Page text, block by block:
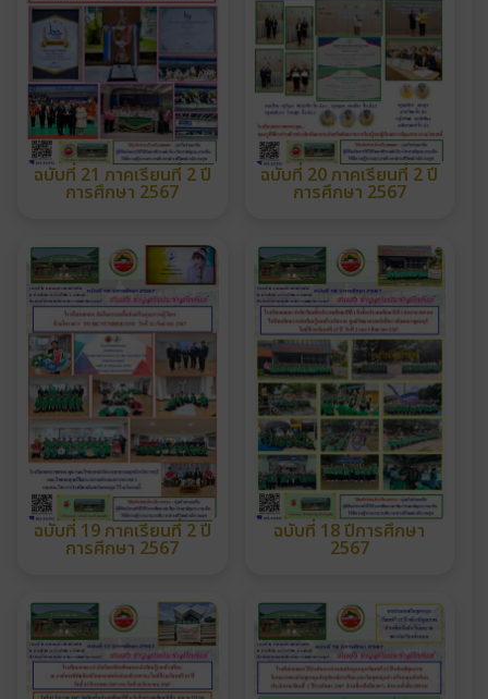
ฉบับที่ 21 ภาคเรียนที่ 2 ปี
การศึกษา 2567
ฉบับที่ 20 ภาคเรียนที่ 2 ปี
การศึกษา 2567
ฉบับที่ 19 ภาคเรียนที่ 2 ปี
การศึกษา 2567
ฉบับที่ 18 ปีการศึกษา
2567